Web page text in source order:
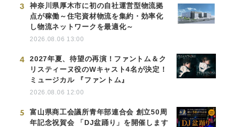
3
神奈川県厚木市に初の自社運営型物流拠
点が稼働～住宅資材物流を集約・効率化
し物流ネットワークを最適化～
2026.08.06 13:00
4
2027年夏、待望の再演！ファントム＆ク
リスティーヌ役のWキャスト4名が決定！
ミュージカル 『ファントム』
2026.08.06 12:00
5
富山県商工会議所青年部連合会 創立50周
年記念祝賀会 「DJ盆踊り」を開催します